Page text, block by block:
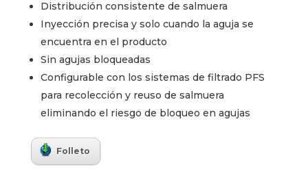
Distribución consistente de salmuera
Inyección precisa y solo cuando la aguja se
encuentra en el producto
Sin agujas bloqueadas
Configurable con los sistemas de filtrado PFS
para recolección y reuso de salmuera
eliminando el riesgo de bloqueo en agujas
Folleto